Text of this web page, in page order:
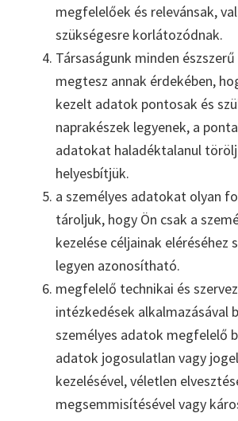
megfelelőek és relevánsak,
szükségesre korlátozódnak.
Társaságunk minden
megtesz annak érdekében,
kezelt adatok pontosak és
naprakészek legyenek, a
adatokat haladéktalanul
helyesbítjük.
a személyes adatokat olyan
tároljuk, hogy Ön csak a
kezelése céljainak eléréséhez
legyen azonosítható.
megfelelő technikai és
intézkedések alkalmazásával
személyes adatok megfelelő
adatok jogosulatlan vagy
kezelésével, véletlen
megsemmisítésével vagy